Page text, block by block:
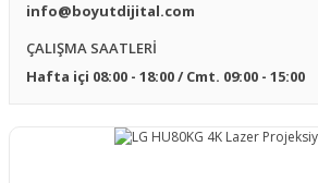
info@boyutdijital.com
ÇALIŞMA SAATLERİ
Hafta içi 08:00 - 18:00 / Cmt. 09:00 - 15:00